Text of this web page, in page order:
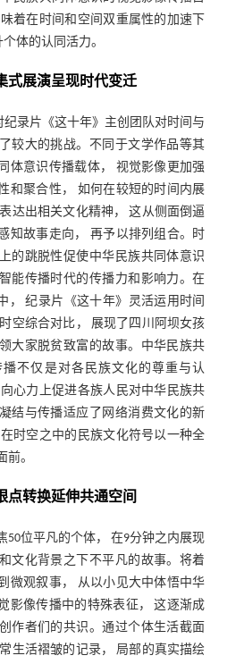
着在时间和空间双重属性的加速下
体的认同活力。
式展演呈现时代变迁
纪录片《这十年》主创团队对时间与
较大的挑战。不同于文学作品等其
体意识传播载体， 视觉影像更加强
和聚合性， 如何在较短的时间内展
达出相关文化精神， 这从侧面倒逼
知故事走向， 再予以排列组合。时
的跳脱性促使中华民族共同体意识
能传播时代的传播力和影响力。在
， 纪录片《这十年》灵活运用时间
空综合对比， 展现了四川阿坝女孩
大家脱贫致富的故事。中华民族共
播不仅是对各民族文化的尊重与认
心力上促进各族人民对中华民族共
结与传播适应了网络消费文化的新
时空之中的民族文化符号以一种全
。
点转换延伸共通空间
50位平凡的个体， 在9分钟之内展现
文化背景之下不平凡的故事。将着
微观叙事， 从以小见大中体悟中华
影像传播中的特殊表征， 这逐渐成
作者们的共识。通过个体生活截面
生活褶皱的记录， 局部的真实描绘